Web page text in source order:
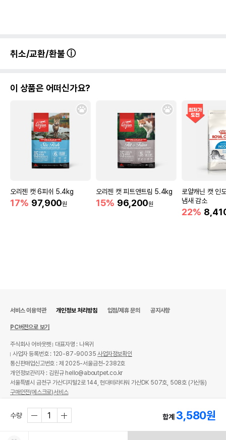
취소/교환/환불
이 상품은 어떠신가요?
오리젠 캣 6피쉬 5.4kg
17% 97,900원
오리젠 캣 피트앤트림 5.4kg
15% 96,200원
로얄캐닌 캣 인
냄새 감소
22%
수량 합계 3,580원
서비스 이용약관 개인정보 처리방침 입점/제휴 문의 공지사항
PC버전으로 보기
주식회사 어바웃펫
대표자명 : 나옥귀
사업자 등록번호 : 120-87-90035사업자정보확인
통신판매업신고번호 : 제 2025-서울금천-2382호
개인정보관리자 : 김원규 hello@aboutpet.co.kr
서울특별시 금천구 가산디지털2로 144, 현대테라타워 가산DK 507호, 508호 (가산동)
구매안전(에스크로)서비스